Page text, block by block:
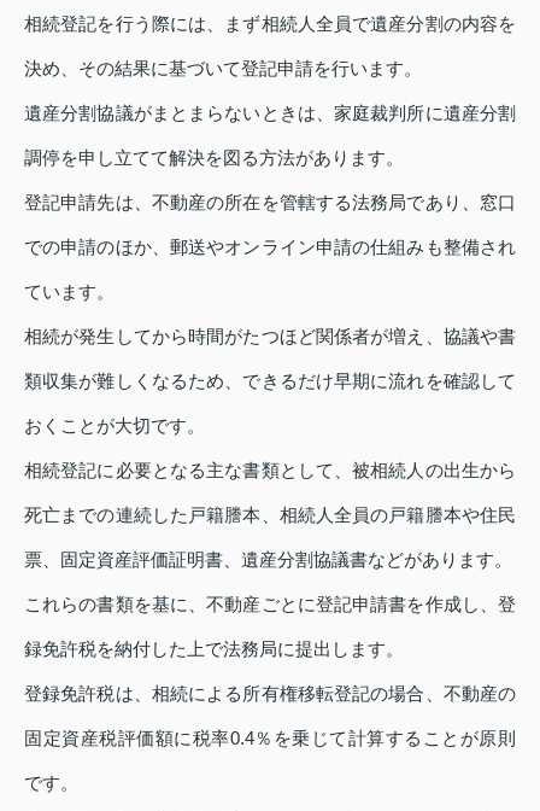
相続登記を行う際には、まず相続人全員で遺産分割の内容を
決め、その結果に基づいて登記申請を行います。
遺産分割協議がまとまらないときは、家庭裁判所に遺産分割
調停を申し立てて解決を図る方法があります。
登記申請先は、不動産の所在を管轄する法務局であり、窓口
での申請のほか、郵送やオンライン申請の仕組みも整備され
ています。
相続が発生してから時間がたつほど関係者が増え、協議や書
類収集が難しくなるため、できるだけ早期に流れを確認して
おくことが大切です。
相続登記に必要となる主な書類として、被相続人の出生から
死亡までの連続した戸籍謄本、相続人全員の戸籍謄本や住民
票、固定資産評価証明書、遺産分割協議書などがあります。
これらの書類を基に、不動産ごとに登記申請書を作成し、登
録免許税を納付した上で法務局に提出します。
登録免許税は、相続による所有権移転登記の場合、不動産の
固定資産税評価額に税率0.4％を乗じて計算することが原則
です。